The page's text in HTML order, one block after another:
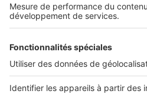
Tous nos services pro
Accès client
Mes annonces sur SeLoger